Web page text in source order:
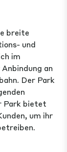
breite
und
im
an
Der Park
Park bietet
um ihr